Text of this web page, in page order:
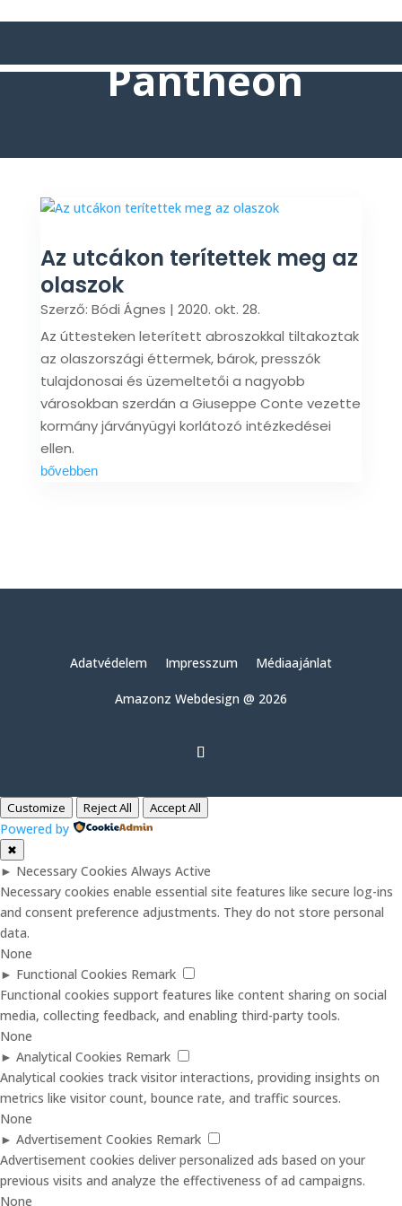
Pantheon
Az utcákon terítettek meg az
olaszok
Szerző: Bódi Ágnes | 2020. okt. 28.
Az úttesteken leterített abroszokkal tiltakoztak
az olaszországi éttermek, bárok, presszók
tulajdonosai és üzemeltetői a nagyobb
városokban szerdán a Giuseppe Conte vezette
kormány járványügyi korlátozó intézkedései
ellen.
bővebben
Adatvédelem Impresszum Médiaajánlat
Amazonz Webdesign @ 2026
Customize Reject All Accept All
Powered by
✖
► Necessary Cookies Always Active
Necessary cookies enable essential site features like secure log-ins
and consent preference adjustments. They do not store personal
data.
None
► Functional Cookies Remark
Functional cookies support features like content sharing on social
media, collecting feedback, and enabling third-party tools.
None
► Analytical Cookies Remark
Analytical cookies track visitor interactions, providing insights on
metrics like visitor count, bounce rate, and traffic sources.
None
► Advertisement Cookies Remark
Advertisement cookies deliver personalized ads based on your
previous visits and analyze the effectiveness of ad campaigns.
None